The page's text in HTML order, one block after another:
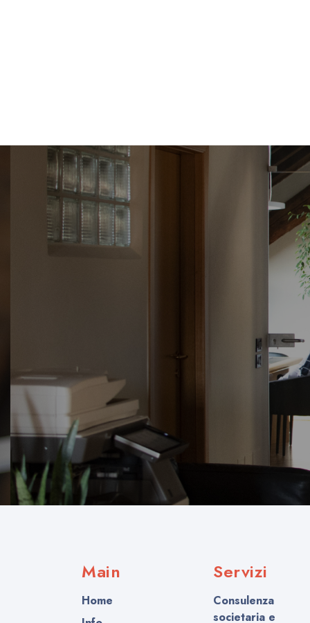
Main
Home
Servizi
Consulenza
societaria e